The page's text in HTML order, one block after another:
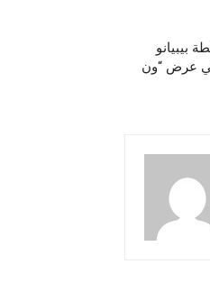
بيبيانو
في عرض “ون